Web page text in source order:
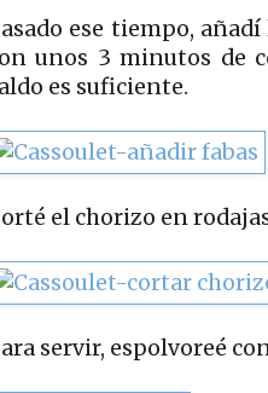
ese tiempo,
unos 3 minutos de
es suficiente.
el chorizo en
servir, espolvoreé